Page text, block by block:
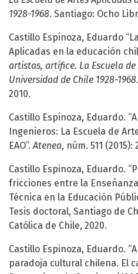
1928-1968. Santiago: Ocho
Castillo Espinoza, Eduardo
Aplicadas en la educación
artistas, artífice. La Escuela
Universidad de Chile 1928-1968
2010.
Castillo Espinoza, Eduardo.
Ingenieros: La Escuela de
EAO”.Atenea, núm. 511 (2015):
Castillo Espinoza, Eduardo.
fricciones entre la
Técnica en la Educación
Tesis doctoral, Santiago de
Católica de Chile, 2020.
Castillo Espinoza, Eduardo.
paradoja cultural chilena. El